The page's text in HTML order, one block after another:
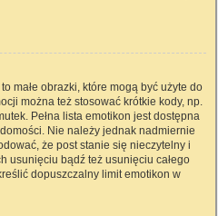
małe obrazki, które mogą być użyte do
można też stosować krótkie kody, np.
Pełna lista emotikon jest dostępna
Nie należy jednak nadmiernie
że post stanie się nieczytelny i
usunięciu bądź też usunięciu całego
dopuszczalny limit emotikon w